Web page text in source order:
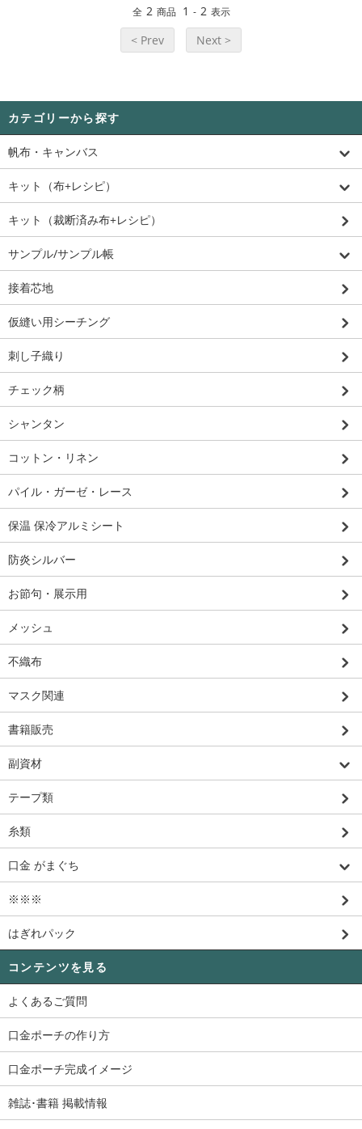
全 2 商品 1 - 2 表示
< Prev Next >
カテゴリーから探す
帆布・キャンバス
キット（布+レシピ）
キット（裁断済み布+レシピ）
サンプル/サンプル帳
接着芯地
仮縫い用シーチング
刺し子織り
チェック柄
シャンタン
コットン・リネン
パイル・ガーゼ・レース
保温 保冷アルミシート
防炎シルバー
お節句・展示用
メッシュ
不織布
マスク関連
書籍販売
副資材
テープ類
糸類
口金 がまぐち
※※※
はぎれパック
コンテンツを見る
よくあるご質問
口金ポーチの作り方
口金ポーチ完成イメージ
雑誌･書籍 掲載情報